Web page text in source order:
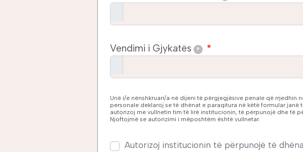
Vendimi i Gjykatës ?
Unë i/e nënshkruari/a në dijeni të përgjegjësive penale që rrjedhin
personale deklaroj se të dhënat e paraqitura në këtë formular
autorizoj me vullnetin tim të lirë institucionin, të përpunojë dhe të
Njoftojmë se autorizimi i mëposhtëm është vullnetar.
Autorizoj institucionin të përpunojë të